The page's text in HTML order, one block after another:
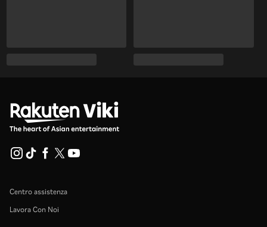
Centro assistenza
Lavora Con Noi